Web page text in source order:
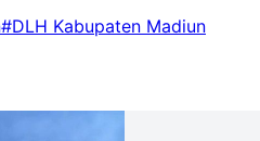
#DLH Kabupaten Madiun